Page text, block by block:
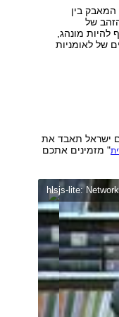
בין
של
להיות מונהג,
של לאומניות
ישראל תאבד את
" מזמינים אתכם
hlsjs-lite: